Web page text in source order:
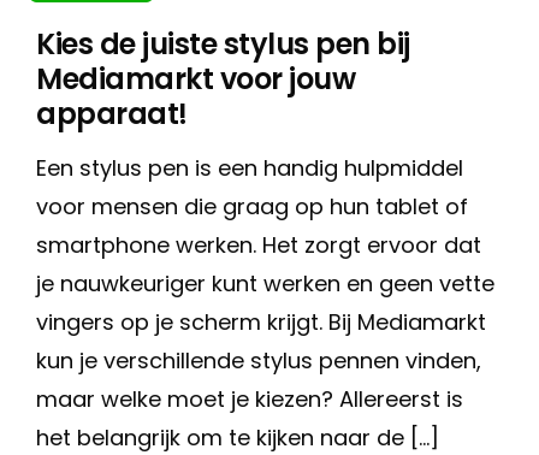
Kies de juiste stylus pen bij
Mediamarkt voor jouw
apparaat!
Een stylus pen is een handig hulpmiddel
voor mensen die graag op hun tablet of
smartphone werken. Het zorgt ervoor dat
je nauwkeuriger kunt werken en geen vette
vingers op je scherm krijgt. Bij Mediamarkt
kun je verschillende stylus pennen vinden,
maar welke moet je kiezen? Allereerst is
het belangrijk om te kijken naar de […]